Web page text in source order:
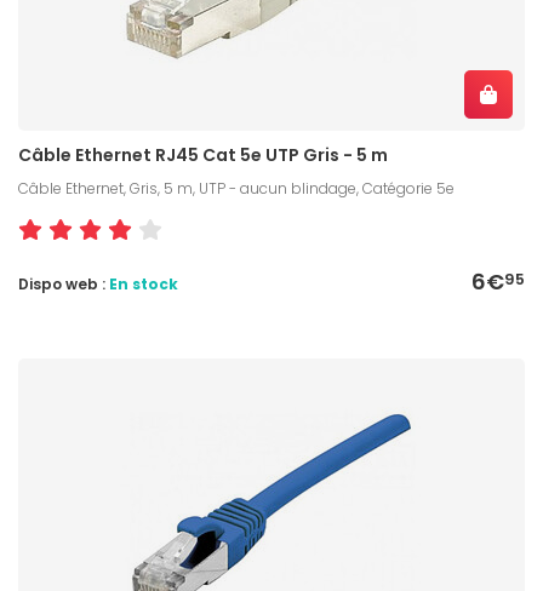
Câble Ethernet RJ45 Cat 5e UTP Gris - 5 m
Câble Ethernet, Gris, 5 m, UTP - aucun blindage, Catégorie 5e
6€95
Dispo web : En stock